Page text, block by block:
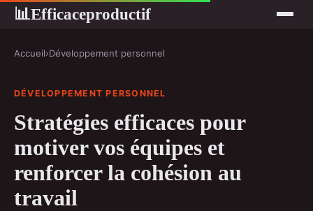
📊Efficaceproductif
Accueil›Développement personnel
DÉVELOPPEMENT PERSONNEL
Stratégies efficaces pour
motiver vos équipes et
renforcer la cohésion au
travail